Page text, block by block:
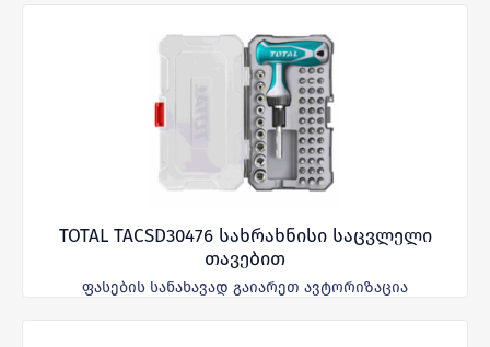
TOTAL TACSD30476 სახრახნისი საცვლელი
თავებით
ფასების სანახავად გაიარეთ ავტორიზაცია